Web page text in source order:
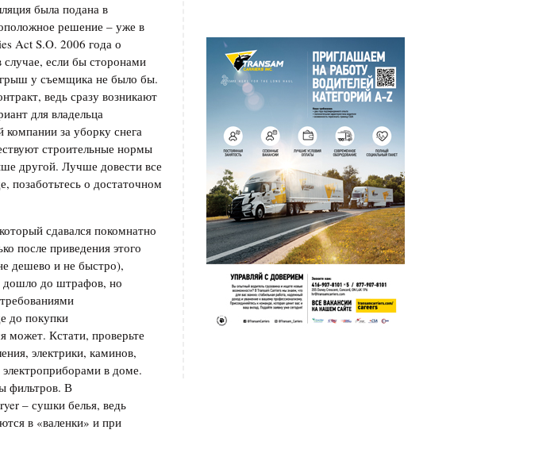
была подана в
решение – уже в
Act S.O. 2006 года о
если бы сторонами
у съемщика не было бы.
ведь сразу возникают
для владельца
за уборку снега
строительные нормы
другой. Лучше довести все
о достаточном
сдавался покомнатно
после приведения этого
дешево и не быстро),
дошло до штрафов, но
до покупки
может. Кстати, проверьте
электрики, каминов,
в доме.
фильтров. В
– сушки белья, ведь
в «валенки» и при